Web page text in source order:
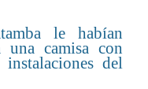
le habían
una camisa con
del